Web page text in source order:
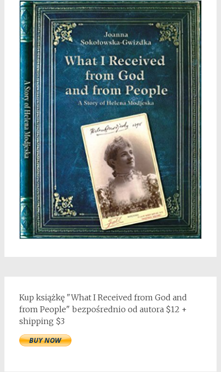
Kup książkę "What I Received from God and
from People" bezpośrednio od autora $12 +
shipping $3